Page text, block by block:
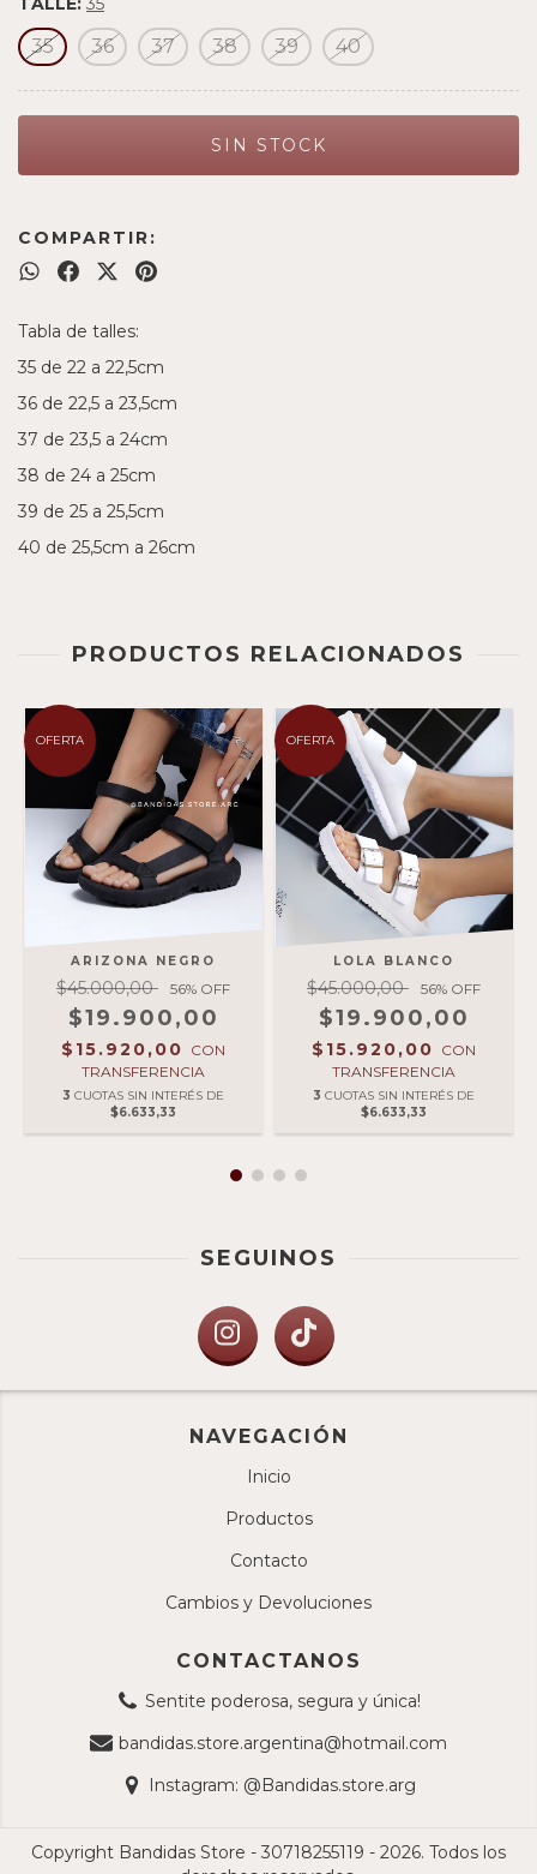
35 36 37 38 39 40
COMPARTIR:
Tabla de talles:
35 de 22 a 22,5cm
36 de 22,5 a 23,5cm
37 de 23,5 a 24cm
38 de 24 a 25cm
39 de 25 a 25,5cm
40 de 25,5cm a 26cm
PRODUCTOS RELACIONADOS
OFERTA
ARIZONA NEGRO
$45.000,00 56% OFF
$19.900,00
$15.920,00 CON
TRANSFERENCIA
3 CUOTAS SIN INTERÉS DE
$6.633,33
OFERTA
LOLA BLANCO
$45.000,00 56% OFF
$19.900,00
$15.920,00 CON
TRANSFERENCIA
3 CUOTAS SIN INTERÉS DE
$6.633,33
SEGUINOS
NAVEGACIÓN
Inicio
Productos
Contacto
Cambios y Devoluciones
CONTACTANOS
Sentite poderosa, segura y única!
bandidas.store.argentina@hotmail.com
Instagram: @Bandidas.store.arg
Copyright Bandidas Store - 30718255119 - 2026. Todos los